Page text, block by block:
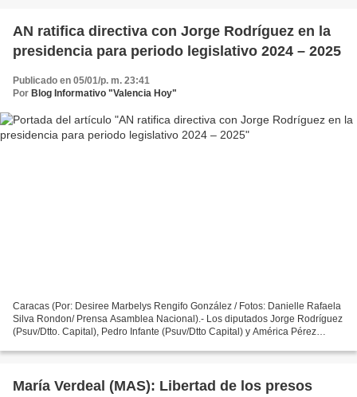
AN ratifica directiva con Jorge Rodríguez en la
presidencia para periodo legislativo 2024 – 2025
Publicado en 05/01/p. m. 23:41
Por Blog Informativo "Valencia Hoy"
Caracas (Por: Desiree Marbelys Rengifo González / Fotos: Danielle Rafaela
Silva Rondon/ Prensa Asamblea Nacional).- Los diputados Jorge Rodríguez
(Psuv/Dtto. Capital), Pedro Infante (Psuv/Dtto Capital) y América Pérez
María Verdeal (MAS): Libertad de los presos